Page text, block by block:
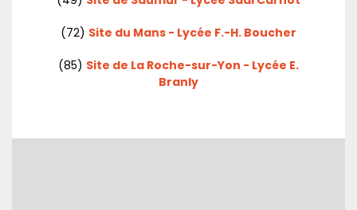
(72) Site du Mans - Lycée F.-H. Boucher
(85) Site de La Roche-sur-Yon - Lycée E.
Branly